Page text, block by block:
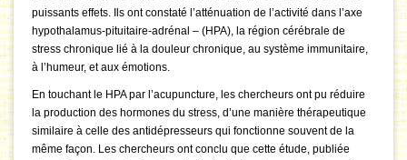
puissants effets. Ils ont constaté l’atténuation de l’activité dans l’axe
hypothalamus-pituitaire-adrénal – (HPA), la région cérébrale de
stress chronique lié à la douleur chronique, au système immunitaire,
à l’humeur, et aux émotions.
En touchant le HPA par l’acupuncture, les chercheurs ont pu réduire
la production des hormones du stress, d’une manière thérapeutique
similaire à celle des antidépresseurs qui fonctionne souvent de la
même façon. Les chercheurs ont conclu que cette étude, publiée